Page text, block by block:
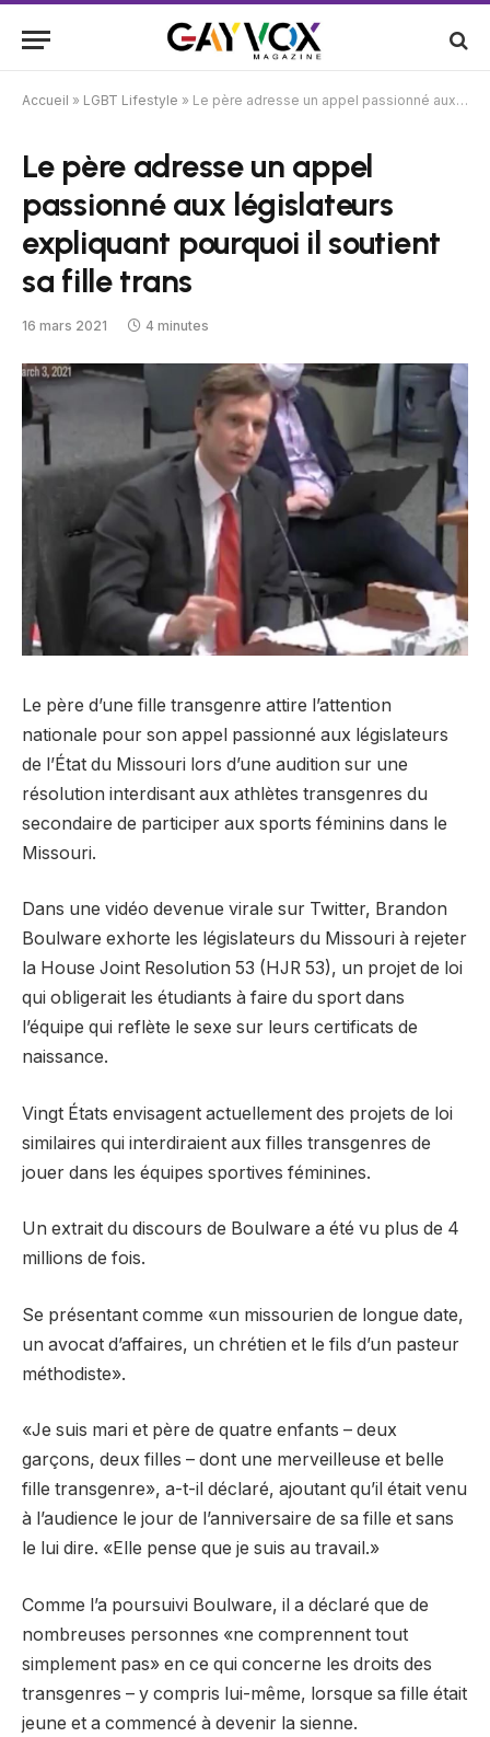
Accueil » LGBT Lifestyle » Le père adresse un appel passionné aux législateurs expliquant pourquoi il soutient sa fille trans
Le père adresse un appel
passionné aux législateurs
expliquant pourquoi il soutient
sa fille trans
16 mars 2021 4 minutes
Le père d’une fille transgenre attire l’attention
nationale pour son appel passionné aux législateurs
de l’État du Missouri lors d’une audition sur une
résolution interdisant aux athlètes transgenres du
secondaire de participer aux sports féminins dans le
Missouri.
Dans une vidéo devenue virale sur Twitter, Brandon
Boulware exhorte les législateurs du Missouri à rejeter
la House Joint Resolution 53 (HJR 53), un projet de loi
qui obligerait les étudiants à faire du sport dans
l’équipe qui reflète le sexe sur leurs certificats de
naissance.
Vingt États envisagent actuellement des projets de loi
similaires qui interdiraient aux filles transgenres de
jouer dans les équipes sportives féminines.
Un extrait du discours de Boulware a été vu plus de 4
millions de fois.
Se présentant comme «un missourien de longue date,
un avocat d’affaires, un chrétien et le fils d’un pasteur
méthodiste».
«Je suis mari et père de quatre enfants – deux
garçons, deux filles – dont une merveilleuse et belle
fille transgenre», a-t-il déclaré, ajoutant qu’il était venu
à l’audience le jour de l’anniversaire de sa fille et sans
le lui dire. «Elle pense que je suis au travail.»
Comme l’a poursuivi Boulware, il a déclaré que de
nombreuses personnes «ne comprennent tout
simplement pas» en ce qui concerne les droits des
transgenres – y compris lui-même, lorsque sa fille était
jeune et a commencé à devenir la sienne.